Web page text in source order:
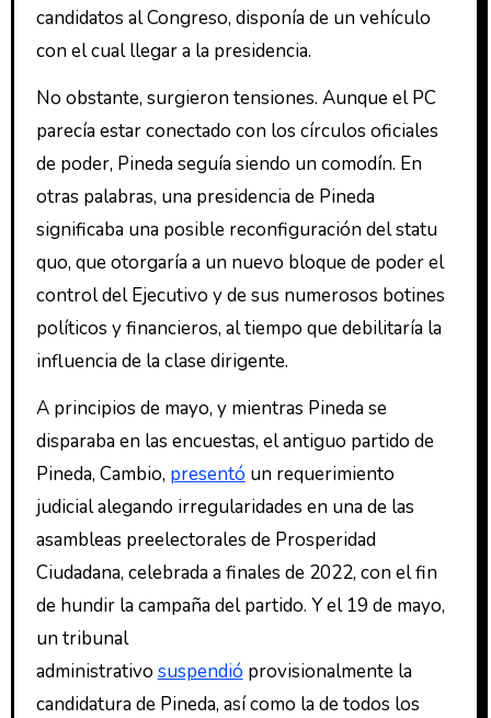
candidatos al Congreso, disponía de un vehículo
con el cual llegar a la presidencia.
No obstante, surgieron tensiones. Aunque el PC
parecía estar conectado con los círculos oficiales
de poder, Pineda seguía siendo un comodín. En
otras palabras, una presidencia de Pineda
significaba una posible reconfiguración del statu
quo, que otorgaría a un nuevo bloque de poder el
control del Ejecutivo y de sus numerosos botines
políticos y financieros, al tiempo que debilitaría la
influencia de la clase dirigente.
A principios de mayo, y mientras Pineda se
disparaba en las encuestas, el antiguo partido de
Pineda, Cambio, presentó un requerimiento
judicial alegando irregularidades en una de las
asambleas preelectorales de Prosperidad
Ciudadana, celebrada a finales de 2022, con el fin
de hundir la campaña del partido. Y el 19 de mayo,
un tribunal
administrativo suspendió provisionalmente la
candidatura de Pineda, así como la de todos los